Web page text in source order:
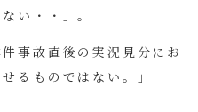
い・・」。
事故直後の実況見分にお
るものではない。」